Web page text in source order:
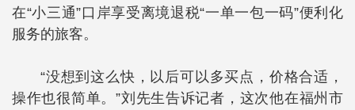
在“小三通”口岸享受离境退税“一单一包一码”便利化
服务的旅客。
“没想到这么快，以后可以多买点，价格合适，
操作也很简单。”刘先生告诉记者，这次他在福州市